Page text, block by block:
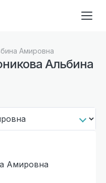
Амировна
Альбина
Амировна